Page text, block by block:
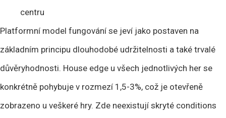
centru
Platformní model fungování se jeví jako postaven na
základním principu dlouhodobé udržitelnosti a také trvalé
důvěryhodnosti. House edge u všech jednotlivých her se
konkrétně pohybuje v rozmezí 1,5-3%, což je otevřeně
zobrazeno u veškeré hry. Zde neexistují skryté conditions